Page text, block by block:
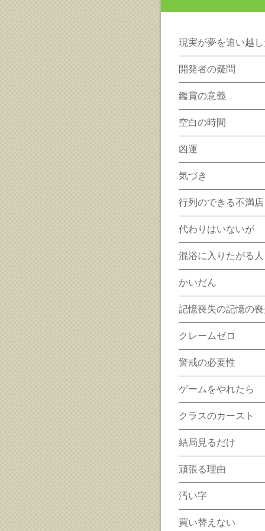
現実が夢を追い越
開発者の疑問
鑑賞の意義
空白の時間
凶運
気づき
行列のできる不満店
代わりはいないが
混浴に入りたがる人
かいだん
記憶喪失の記憶の
クレームゼロ
警戒の必要性
ゲームをやれたら
クラスのカースト
結局見るだけ
頑張る理由
汚い字
買い替えない